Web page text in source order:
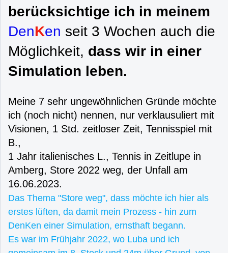
berücksichtige ich in meinem
DenKen seit 3 Wochen auch die
Möglichkeit, dass wir in einer
Simulation leben.
Meine 7 sehr ungewöhnlichen Gründe möchte
ich (noch nicht) nennen, nur verklausuliert mit
Visionen, 1 Std. zeitloser Zeit, Tennisspiel mit
B.,
1 Jahr italienisches L., Tennis in Zeitlupe in
Amberg, Store 2022 weg, der Unfall am
16.06.2023.
Das Thema "Store weg", dass möchte ich hier als
erstes lüften, da damit mein Prozess - hin zum
DenKen einer Simulation, ernsthaft begann.
Es war im Frühjahr 2022, wo Luba und ich